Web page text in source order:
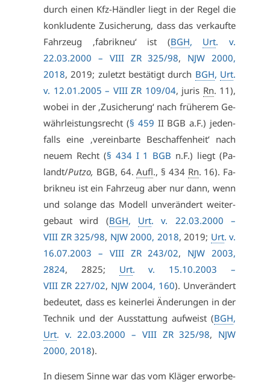
durch ei­nen Kfz-Händ­ler liegt in der Re­gel die
kon­klu­den­te Zu­si­che­rung, dass das ver­kauf­te
Fahr­zeug ‚fa­brik­neu‘ ist (BGH, Urt. v.
22.03.2000 – VI­II ZR 325/98, NJW 2000,
2018, 2019; zu­letzt be­stä­tigt durch BGH, Urt.
v. 12.01.2005 – VI­II ZR 109/04, ju­ris Rn. 11),
wo­bei in der ‚Zu­si­che­rung‘ nach frü­he­rem Ge­
währ­leis­tungs­recht (§ 459 II BGB a.F.) je­den­
falls ei­ne ‚ver­ein­bar­te Be­schaf­fen­heit‘ nach
neu­em Recht (§ 434 I 1 BGB n.F.) liegt (Pa­
landt/​Putzo, BGB, 64.Aufl., § 434 Rn. 16). Fa­
brik­neu ist ein Fahr­zeug aber nur dann, wenn
und so­lan­ge das Mo­dell un­ver­än­dert wei­ter­
ge­baut wird (BGH, Urt. v. 22.03.2000 –
VI­II ZR 325/98, NJW 2000, 2018, 2019; Urt. v.
16.07.2003 – VI­II ZR 243/02, NJW 2003,
2824, 2825; Urt. v. 15.10.2003 –
VI­II ZR 227/02, NJW 2004, 160). Un­ver­än­dert
be­deu­tet, dass es kei­ner­lei Än­de­run­gen in der
Tech­nik und der Aus­stat­tung auf­weist (BGH,
Urt. v. 22.03.2000 – VI­II ZR 325/98, NJW
2000, 2018).
In die­sem Sin­ne war das vom Klä­ger er­wor­be­